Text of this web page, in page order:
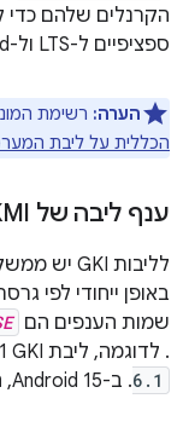
הקרנלים שלהם כדי
ספציפיים ל-LTS ול-Android.
הערה: רשימת
הכללית על ליבת
ענף ליבה של ACK KMI
שמות הענפים הם
. לדוגמה, ליבת GKI‏ 6.1 ל-Android 14 נקראת
6.1. ב-Android 15, הושק ליבת GKI‏